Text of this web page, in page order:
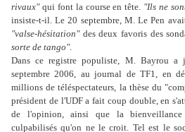
rivaux"qui font la course en tête. "Ils ne
insiste-t-il. Le 20 septembre, M. Le Pen
"valse-hésitation"des deux favoris des
sorte de tango".
Dans ce registre populiste, M. Bayrou
septembre 2006, au journal de TF1, en
millions de téléspectateurs, la thèse du
président de l'UDF a fait coup double, en
de l'opinion, ainsi que la
culpabilisés qu'on ne le croit. Tel est le